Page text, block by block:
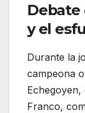
Debate
y el
Durante la
campeona
Franco,